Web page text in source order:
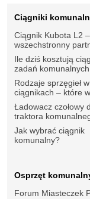
Ciągniki
Ciągnik Kubota L2 –
wszechstronny
Ile dziś kosztują
zadań komunalnych
Rodzaje sprzęgieł w
ciągnikach – które
Ładowacz czołowy
traktora
Jak wybrać ciągnik
komunalny?
Osprzęt
Forum Miasteczek